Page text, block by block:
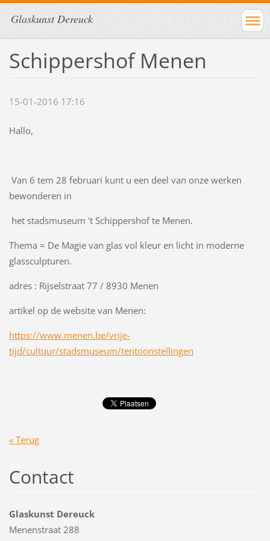
Glaskunst Dereuck
Schippershof Menen
15-01-2016 17:16
Hallo,
Van 6 tem 28 februari kunt u een deel van onze werken
bewonderen in
het stadsmuseum 't Schippershof te Menen.
Thema = De Magie van glas vol kleur en licht in moderne
glassculpturen.
adres : Rijselstraat 77 / 8930 Menen
artikel op de website van Menen:
https://www.menen.be/vrije-
tijd/cultuur/stadsmuseum/tentoonstellingen
« Terug
Contact
Glaskunst Dereuck
Menenstraat 288